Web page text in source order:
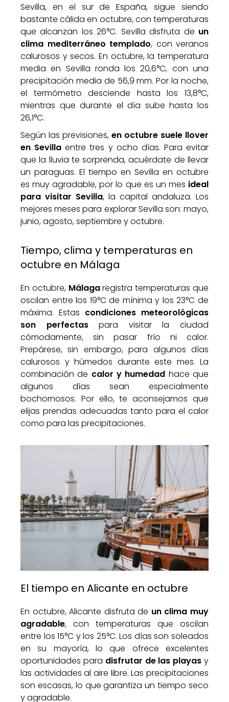
Sevilla, en el sur de España, sigue siendo
bastante cálida en octubre, con temperaturas
que alcanzan los 26°C. Sevilla disfruta de un
clima mediterráneo templado, con veranos
calurosos y secos. En octubre, la temperatura
media en Sevilla ronda los 20,6°C, con una
precipitación media de 56,9 mm. Por la noche,
el termómetro desciende hasta los 13,8°C,
mientras que durante el día sube hasta los
26,1°C.
Según las previsiones, en octubre suele llover
en Sevilla entre tres y ocho días. Para evitar
que la lluvia te sorprenda, acuérdate de llevar
un paraguas. El tiempo en Sevilla en octubre
es muy agradable, por lo que es un mes ideal
para visitar Sevilla, la capital andaluza. Los
mejores meses para explorar Sevilla son: mayo,
junio, agosto, septiembre y octubre.
Tiempo, clima y temperaturas en
octubre en Málaga
En octubre, Málagaregistra temperaturas que
oscilan entre los 19°C de mínima y los 23°C de
máxima. Estas condiciones meteorológicas
son perfectaspara visitar la ciudad
cómodamente, sin pasar frío ni calor.
Prepárese, sin embargo, para algunos días
calurosos y húmedos durante este mes. La
combinación de calor y humedad hace que
algunos días sean especialmente
bochornosos. Por ello, te aconsejamos que
elijas prendas adecuadas tanto para el calor
como para las precipitaciones.
El tiempo en Alicante en octubre
En octubre, Alicante disfruta de un clima muy
agradable, con temperaturas que oscilan
entre los 15°C y los 25°C. Los días son soleados
en su mayoría, lo que ofrece excelentes
oportunidades para disfrutar de las playas y
las actividades al aire libre. Las precipitaciones
son escasas, lo que garantiza un tiempo seco
y agradable.